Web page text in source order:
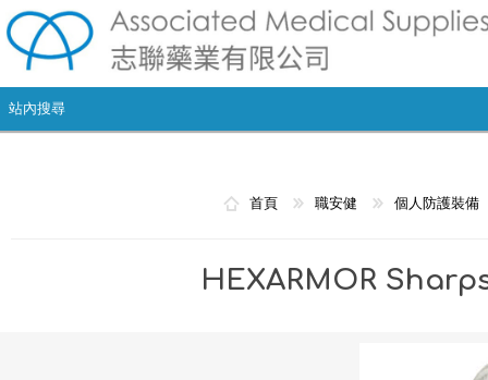
首頁 職安健 個人防護裝備
HEXARMOR